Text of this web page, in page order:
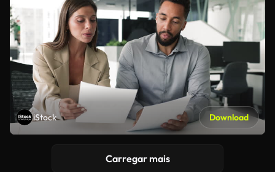
iStock Download
Carregar mais